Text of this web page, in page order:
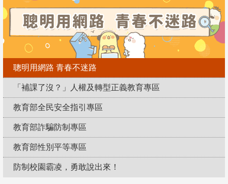
聰明用網路 青春不迷路
「補課了沒？」人權及轉型正義教育專區
教育部全民安全指引專區
教育部詐騙防制專區
教育部性別平等專區
防制校園霸凌，勇敢說出來！